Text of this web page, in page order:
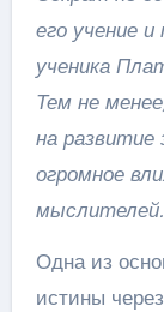
его учение
ученика
Тем не
на развитие
огромное
мыслителей.
Одна из
истины